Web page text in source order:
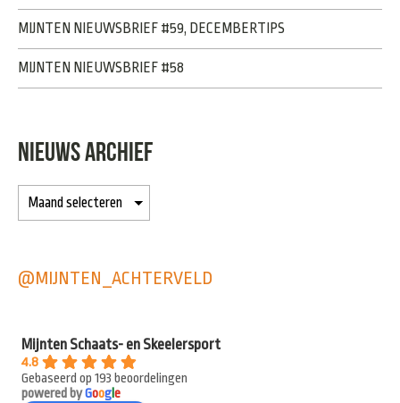
MIJNTEN NIEUWSBRIEF #59, DECEMBERTIPS
MIJNTEN NIEUWSBRIEF #58
NIEUWS ARCHIEF
@MIJNTEN_ACHTERVELD
Mijnten Schaats- en Skeelersport
4.8
Gebaseerd op 193 beoordelingen
powered byGooge